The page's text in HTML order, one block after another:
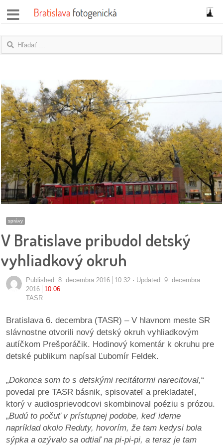
správy
|
blogy
rozhovory
fotky
protesty
granty
kalendár
zákony
časti
kauzy
stavebné
konania
pripomienkové
konania
správy
V Bratislave pribudol detský
vyhliadkový okruh
Published: 8. decembra 2016 10:32
Updated: 9. decembra
2016
10:06
TASR
Bratislava 6. decembra (TASR) – V hlavnom meste SR
slávnostne otvorili nový detský okruh vyhliadkovým
autíčkom Prešporáčik. Hodinový komentár k okruhu pre
detské publikum napísal Ľubomír Feldek.
„Dokonca som to s detskými recitátormi narecitoval,“
povedal pre TASR básnik, spisovateľ a prekladateľ,
ktorý v audiosprievodcovi skombinoval poéziu s prózou.
„Budú to počuť v prístupnej podobe, keď ideme
napríklad okolo Reduty, hovorím, že tam kedysi bola
sýpka a ozývalo sa odtiaľ na pi-pi-pi, a teraz je tam